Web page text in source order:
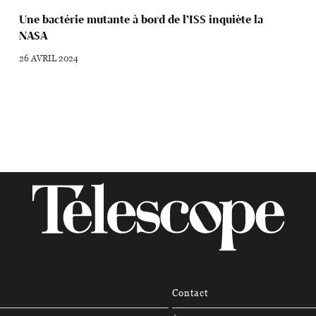
Une bactérie mutante à bord de l’ISS inquiète la
NASA
26 AVRIL 2024
Contact